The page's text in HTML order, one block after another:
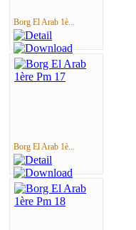
Borg El Arab 1è...
Borg El Arab 1è...